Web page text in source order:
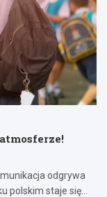
odgrywa
polskim staje się…